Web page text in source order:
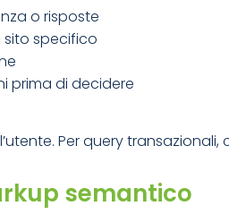
o risposte
sito specifico
prima di decidere
Per query
semantico